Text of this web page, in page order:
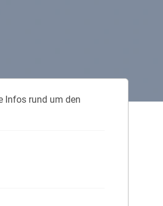
Infos rund um den